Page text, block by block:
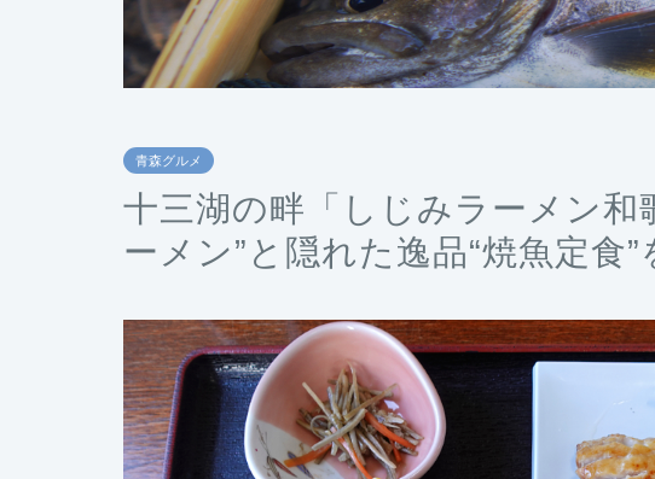
青森グルメ
十三湖の畔「しじみラーメン和
ーメン”と隠れた逸品“焼魚定食”